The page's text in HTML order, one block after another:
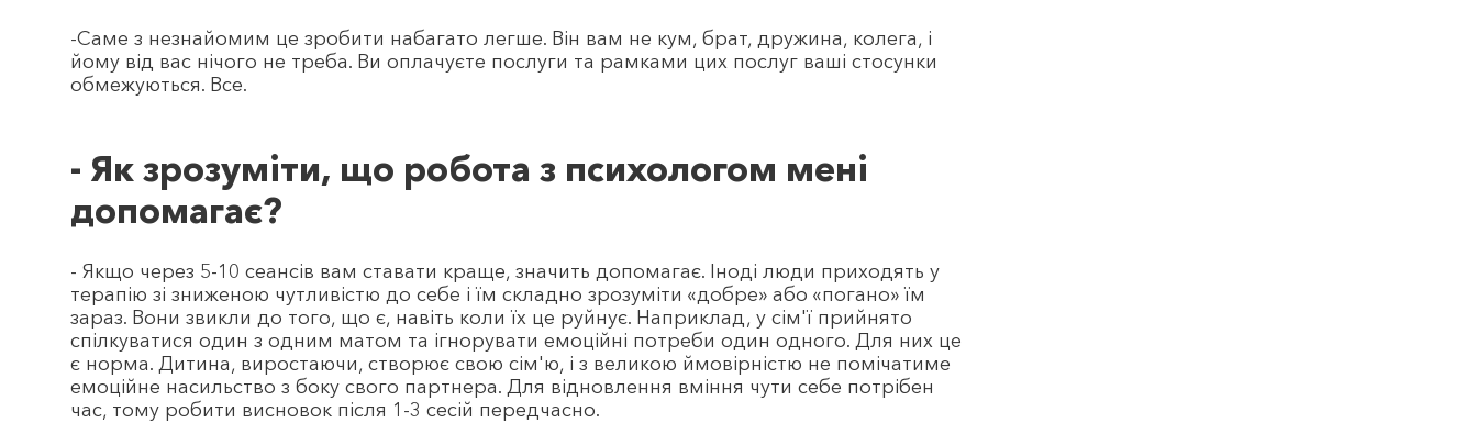
-Саме з незнайомим це зробити набагато легше. Він вам не кум, брат, дружина, колега, і
йому від вас нічого не треба. Ви оплачуєте послуги та рамками цих послуг ваші стосунки
обмежуються. Все.
- Як зрозуміти, що робота з психологом мені
допомагає?
- Якщо через 5-10 сеансів вам ставати краще, значить допомагає. Іноді люди приходять у
терапію зі зниженою чутливістю до себе і їм складно зрозуміти «добре» або «погано» їм
зараз. Вони звикли до того, що є, навіть коли їх це руйнує. Наприклад, у сім'ї прийнято
спілкуватися один з одним матом та ігнорувати емоційні потреби один одного. Для них це
є норма. Дитина, виростаючи, створює свою сім'ю, і з великою ймовірністю не помічатиме
емоційне насильство з боку свого партнера. Для відновлення вміння чути себе потрібен
час, тому робити висновок після 1-3 сесій передчасно.